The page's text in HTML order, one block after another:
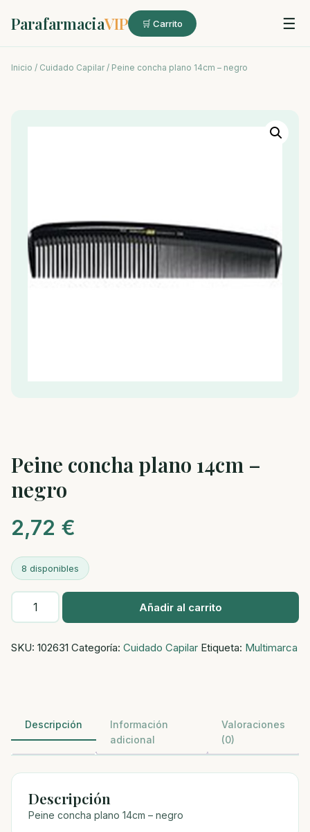
ParafarmaciaVIP 🛒 Carrito ☰
Inicio / Cuidado Capilar/ Peine concha plano 14cm – negro
Peine concha plano 14cm –
negro
2,72 €
8 disponibles
Peine
concha
14cm
Añadir al carrito
SKU: 102631 Categoría: Cuidado Capilar Etiqueta: Multimarca
Descripción
Información
adicional
Valoraciones
(0)
Descripción
Peine concha plano 14cm – negro